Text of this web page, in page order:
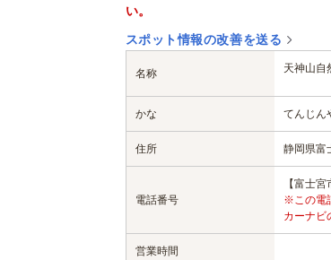
い。
スポット情報の改善を送る
名称 天神山自
かな てんじん
住所 静岡県富
電話番号
【富士
※この電
カーナビ
営業時間